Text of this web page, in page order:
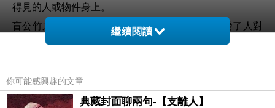
得見的人或物件身上。
盲公竹之所以被說成「掂到會衰」，是因為它觸發了人對
失明、失控與脆弱的恐懼。人害怕的是它象徵的東西：原
突然不再順暢。當這種恐懼無法被理解，就會被轉化成禁
忌。禁忌的功能就是讓人誤以為只要避開某些東西，就能
繼續閱讀
你可能感興趣的文章
典藏封面聊兩句-【支離人】